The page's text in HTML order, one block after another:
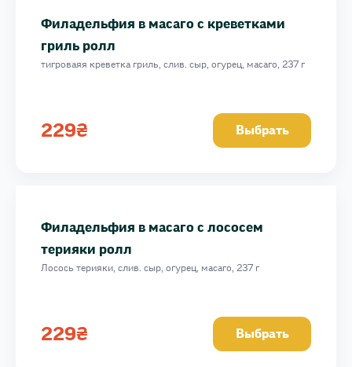
Филадельфия в масаго с креветками
гриль ролл
тигроваяя креветка гриль, слив. сыр, огурец, масаго, 237 г
229₴ Выбрать
Филадельфия в масаго с лососем
терияки ролл
Лосось терияки, слив. сыр, огурец, масаго, 237 г
229₴ Выбрать